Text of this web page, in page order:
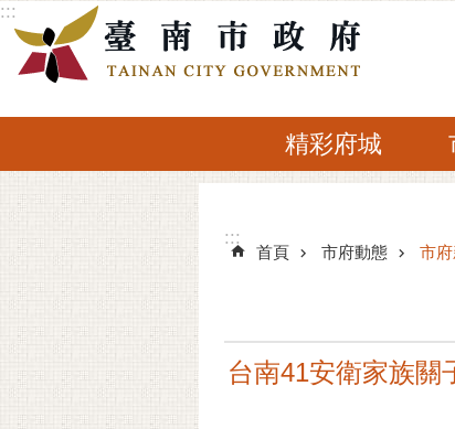
跳到主要內容區塊
:::
精彩府城
:::
:::
首頁 市府動態 市
台南41安衛家族